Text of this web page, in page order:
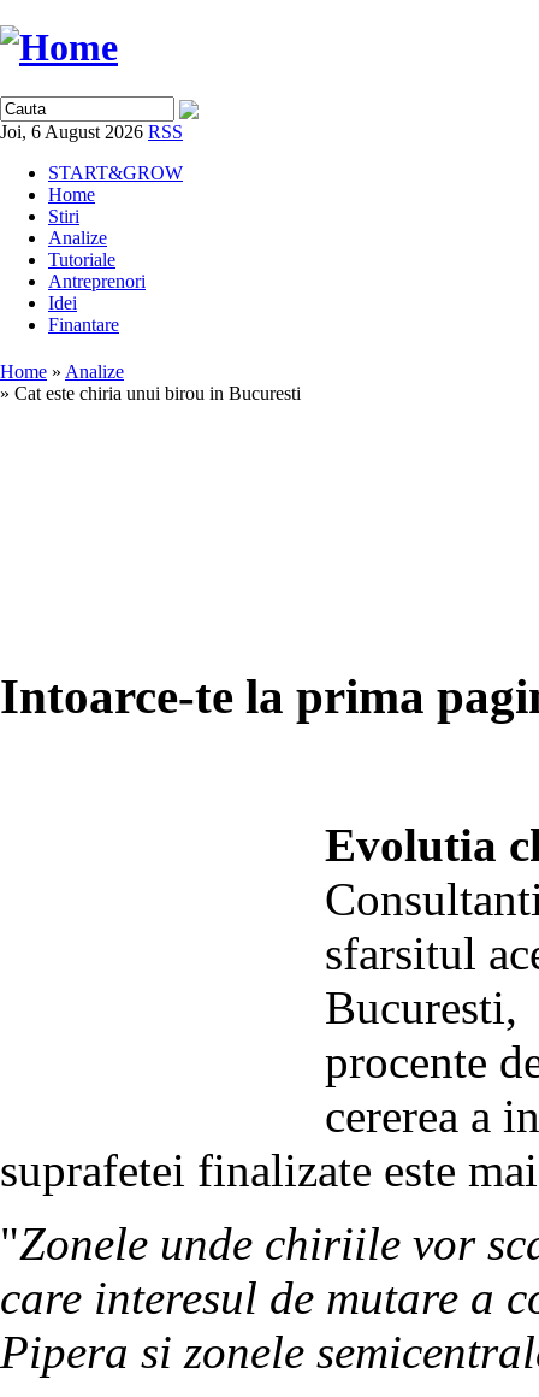
Joi, 6 August 2026 RSS
START&GROW
Home
Stiri
Analize
Tutoriale
Antreprenori
Idei
Finantare
Home » Analize
» Cat este chiria unui birou in Bucuresti
Intoarce-te la prima
Evolutia
sfarsitul
Bucuresti,
procente
cererea a
suprafetei finalizate este
"Zonele unde chiriile vor
care interesul de mutare a
Pipera si zonele